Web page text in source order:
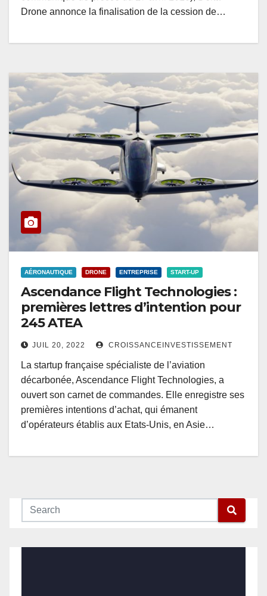
Drone annonce la finalisation de la cession de…
AÉRONAUTIQUE DRONE ENTREPRISE START-UP
Ascendance Flight Technologies :
premières lettres d’intention pour
245 ATEA
JUIL 20, 2022 CROISSANCEINVESTISSEMENT
La startup française spécialiste de l’aviation
décarbonée, Ascendance Flight Technologies, a
ouvert son carnet de commandes. Elle enregistre ses
premières intentions d’achat, qui émanent
d’opérateurs établis aux Etats-Unis, en Asie…